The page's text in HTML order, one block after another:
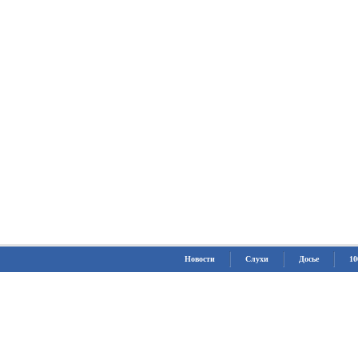
Новости Слухи Досье